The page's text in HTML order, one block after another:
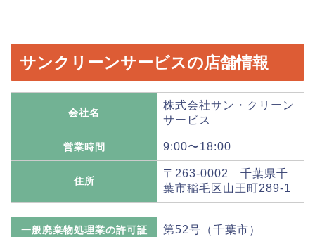
サンクリーンサービスの店舗情報
会社名
株式会社サン・クリーン
サービス
営業時間 9:00〜18:00
住所
〒263-0002 千葉県千
葉市稲毛区山王町289-1
一般廃棄物処理業の許可証 第52号（千葉市）